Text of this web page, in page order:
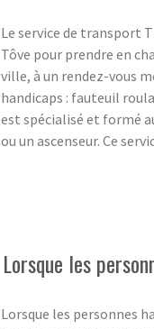
Le service de transport
Tôve pour prendre en
ville, à un rendez-vous
handicaps : fauteuil
est spécialisé et formé
ou un ascenseur. Ce
Lorsque les
Lorsque les personnes